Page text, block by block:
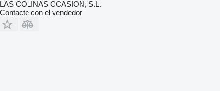
LAS COLINAS OCASION, S.L.
Contacte con el vendedor